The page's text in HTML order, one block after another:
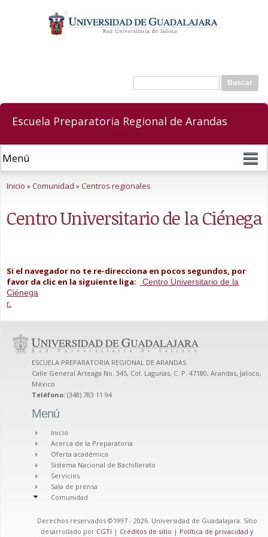
contenido
principal
Formulario de búsqueda
Buscar
Escuela Preparatoria Regional de Arandas
Inicio »Comunidad »Centros regionales
Centro Universitario de la Ciénega
Si el navegador no te re-direcciona en pocos segundos, por
favor da clic en la siguiente liga:
Centro Universitario de la
Ciénega
r.
ESCUELA PREPARATORIA REGIONAL DE ARANDAS
Calle General Arteaga No. 345, Col. Lagunas, C. P. 47180, Arandas, Jalisco,
México
Teléfono: (348) 783 11 94
Menú
Inicio
Acerca de la Preparatoria
Oferta académica
Sistema Nacional de Bachillerato
Servicios
Sala de prensa
Comunidad
Derechos reservados ©1997 - 2026. Universidad de Guadalajara. Sitio
desarrollado por CGTI | Créditos de sitio | Política de privacidad y